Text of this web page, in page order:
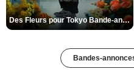
Des Fleurs pour Tokyo Bande-annonce VO STFR
Bandes-